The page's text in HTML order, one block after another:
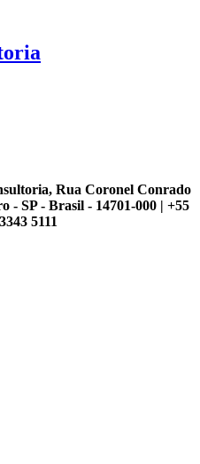
Rua Coronel Conrado
- SP - Brasil - 14701-000 | +55
5111